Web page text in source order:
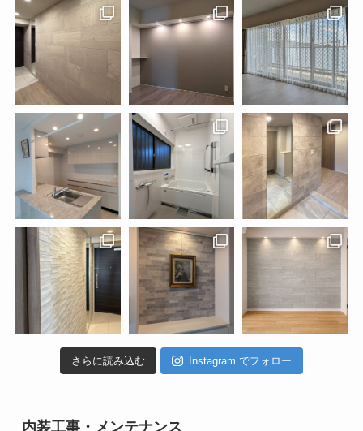
さらに読み込む Instagram でフォロー
内装工事・メンテナンス